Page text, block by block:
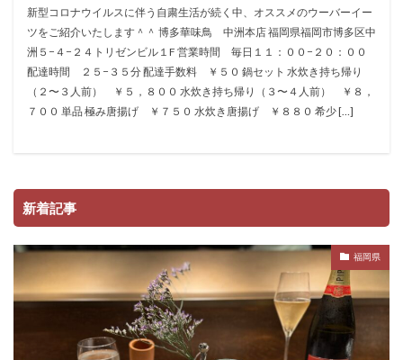
新型コロナウイルスに伴う自粛生活が続く中、オススメのウーバーイー
ツをご紹介いたします＾＾ 博多華味鳥 中洲本店 福岡県福岡市博多区中
洲５−４−２４トリゼンビル１F 営業時間 毎日１１：００−２０：００
配達時間 ２５−３５分 配達手数料 ￥５０ 鍋セット 水炊き持ち帰り
（２〜３人前） ￥５，８００ 水炊き持ち帰り（３〜４人前） ￥８，
７００ 単品 極み唐揚げ ￥７５０ 水炊き唐揚げ ￥８８０ 希少 […]
新着記事
福岡県